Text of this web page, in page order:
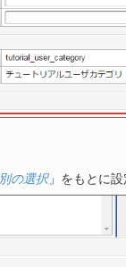
の選択」をもとに